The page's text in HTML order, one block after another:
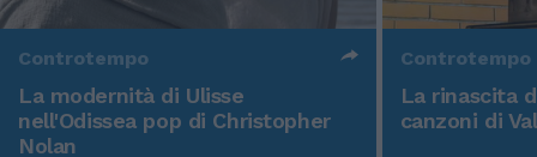
Controtempo
La modernità di Ulisse
nell'Odissea pop di Christopher
Nolan
Controtempo
La rinascita
canzoni di